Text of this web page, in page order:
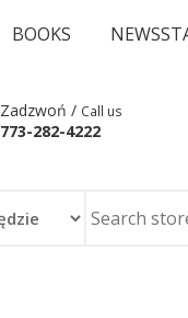
BOOKS
Zadzwoń / Call us
773-282-4222